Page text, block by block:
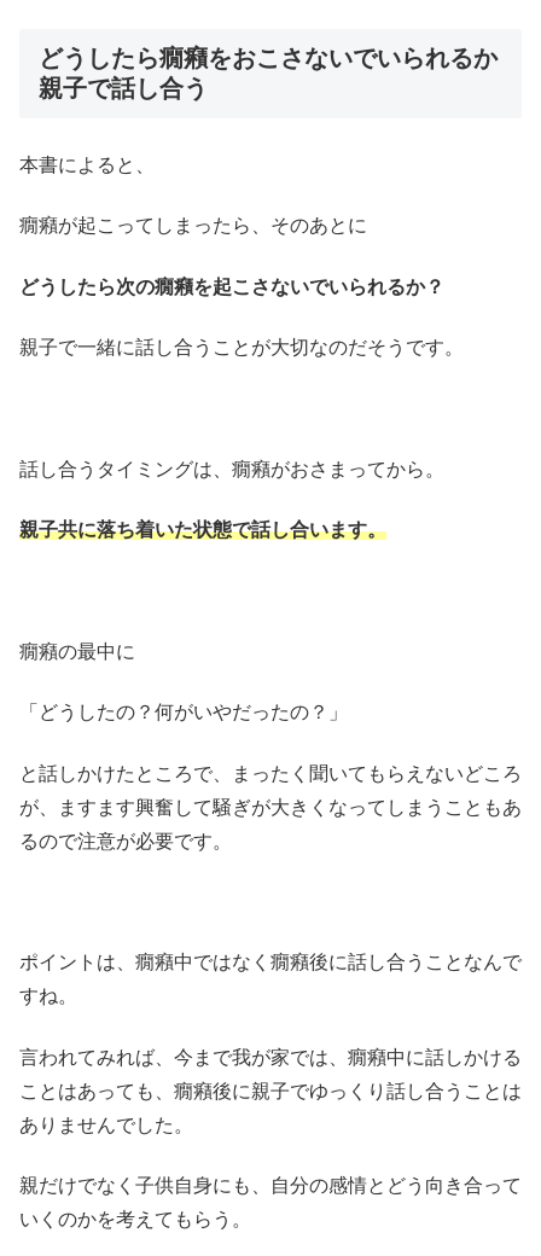
どうしたら癇癪をおこさないでいられるか
親子で話し合う
本書によると、
癇癪が起こってしまったら、そのあとに
どうしたら次の癇癪を起こさないでいられるか？
親子で一緒に話し合うことが大切なのだそうです。
話し合うタイミングは、癇癪がおさまってから。
親子共に落ち着いた状態で話し合います。
癇癪の最中に
「どうしたの？何がいやだったの？」
と話しかけたところで、まったく聞いてもらえないどころ
が、ますます興奮して騒ぎが大きくなってしまうこともあ
るので注意が必要です。
ポイントは、癇癪中ではなく癇癪後に話し合うことなんで
すね。
言われてみれば、今まで我が家では、癇癪中に話しかける
ことはあっても、癇癪後に親子でゆっくり話し合うことは
ありませんでした。
親だけでなく子供自身にも、自分の感情とどう向き合って
いくのかを考えてもらう。